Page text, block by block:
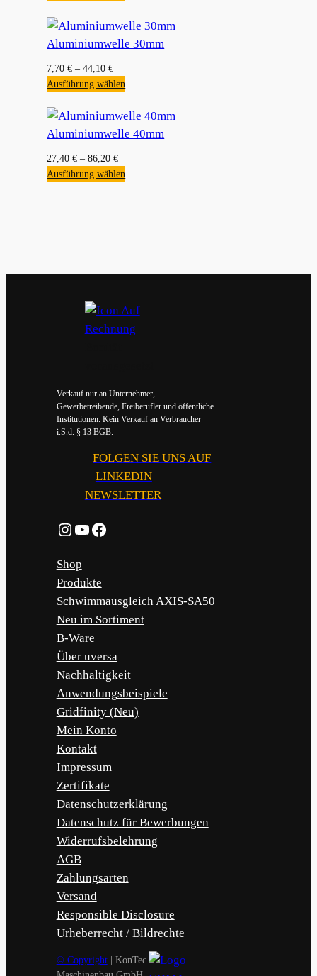
Aluminiumwelle 30mm
7,70€ –44,10€
Ausführung wählen
Aluminiumwelle 40mm
27,40€ –86,20€
Ausführung wählen
Verkauf nur an Unternehmer,
Gewerbetreibende, Freiberufler und öffentliche
Institutionen. Kein Verkauf an Verbraucher
i.S.d. § 13 BGB.
FOLGEN SIE UNS AUF
LINKEDIN
NEWSLETTER
Instagram
YouTube
Facebook
Shop
Produkte
Schwimmausgleich AXIS-SA50
Neu im Sortiment
B-Ware
Über uversa
Nachhaltigkeit
Anwendungsbeispiele
Gridfinity (Neu)
Mein Konto
Kontakt
Impressum
Zertifikate
Datenschutzerklärung
Datenschutz für Bewerbungen
Widerrufsbelehrung
AGB
Zahlungsarten
Versand
Responsible Disclosure
Urheberrecht / Bildrechte
© Copyright| KonTec